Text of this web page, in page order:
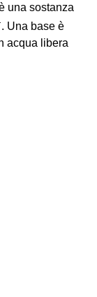
una sostanza
. Una base è
acqua libera